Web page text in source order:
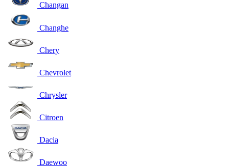
Changan
Changhe
Chery
Chevrolet
Chrysler
Citroen
Dacia
Daewoo